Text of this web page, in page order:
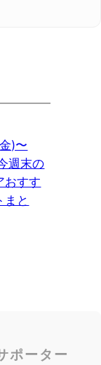
)〜
週末の
おすす
まと
ポーター